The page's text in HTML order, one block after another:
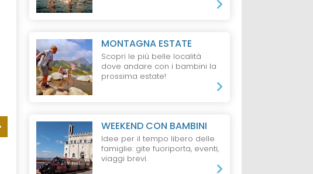
CARINZIA
Falkensteiner Family
Hotel Sonnenalpe
HOTEL CARINZIA
Hotel Eggerhof
da 70 €
MONTAGNA ESTATE
Scopri le più belle località
dove andare con i bambini la
prossima estate!
WEEKEND CON BAMBINI
Idee per il tempo libero delle
famiglie: gite fuoriporta, eventi,
viaggi brevi.